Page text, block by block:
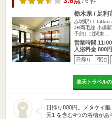
栃木県 / 足利
赤城駅11.64km
JR両毛線 小俣
予約）北関東…
営業時間
入浴料金 800
日帰り 宿泊
楽天トラベル
日帰り800円。メタケイ
天1 を含む4つの浴槽があ